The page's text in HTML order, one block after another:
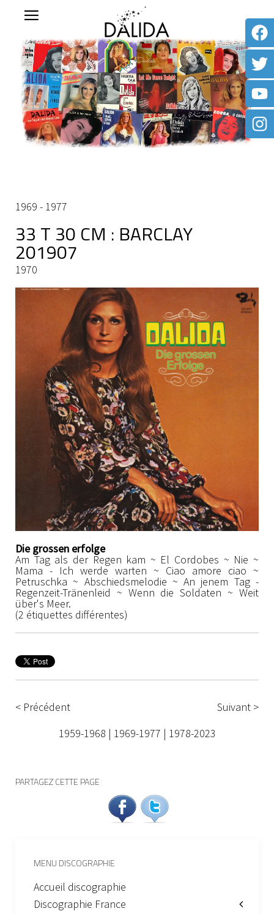
1969 - 1977
33 T 30 CM : BARCLAY
201907
1970
Die grossen erfolge
Am Tag als der Regen kam ~ El Cordobes ~ Nie ~
Mama - Ich werde warten ~ Ciao amore ciao ~
Petruschka ~ Abschiedsmelodie ~ An jenem Tag -
Regenzeit-Tränenleid ~ Wenn die Soldaten ~ Weit
über's Meer.
(2 étiquettes différentes)
< Précédent
Suivant >
1959-1968 | 1969-1977 | 1978-2023
PARTAGEZ CETTE PAGE
MENU DISCOGRAPHIE
Accueil discographie
Discographie France